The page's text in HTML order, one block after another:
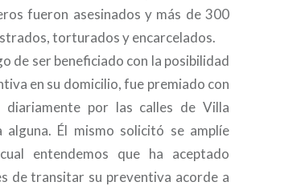
fueron asesinados y más de 300
torturados y encarcelados.
de ser beneficiado con la posibilidad
en su domicilio, fue premiado con
diariamente por las calles de Villa
alguna. Él mismo solicitó se amplíe
entendemos que ha aceptado
de transitar su preventiva acorde a